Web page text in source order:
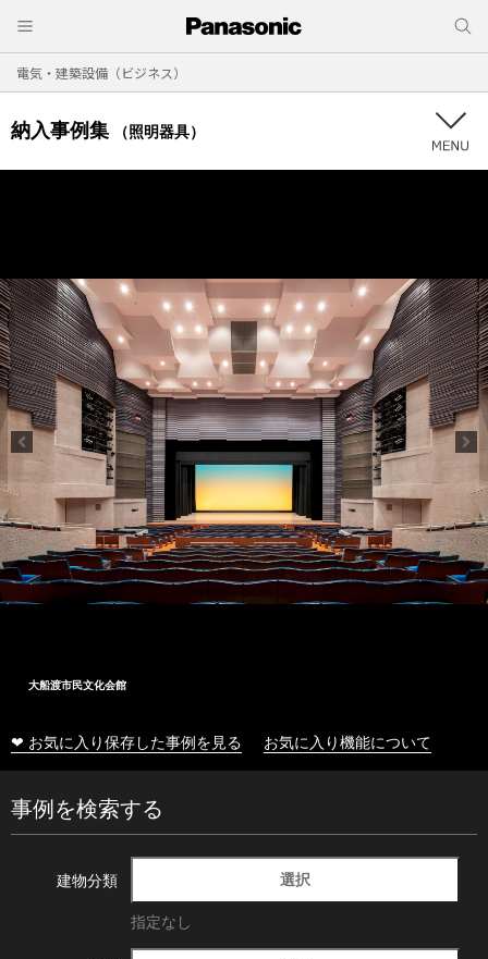
電気・建築設備（ビジネス）
納入事例集 （照明器具）
大船渡市民文化会館
❤ お気に入り保存した事例を見る お気に入り機能について
事例を検索する
建物分類 選択
指定なし